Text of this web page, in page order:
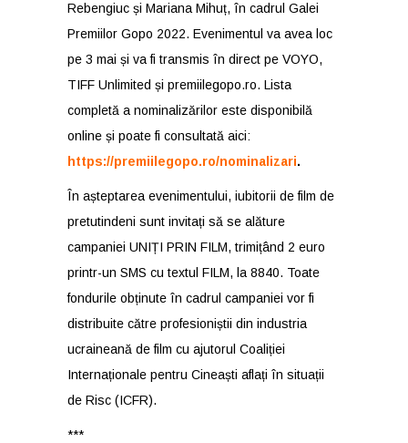
Rebengiuc și Mariana Mihuț, în cadrul Galei
Premiilor Gopo 2022. Evenimentul va avea loc
pe 3 mai și va fi transmis în direct pe VOYO,
TIFF Unlimited și premiilegopo.ro. Lista
completă a nominalizărilor este disponibilă
online și poate fi consultată aici:
https://premiilegopo.ro/nominalizari.
În așteptarea evenimentului, iubitorii de film de
pretutindeni sunt invitați să se alăture
campaniei UNIȚI PRIN FILM, trimițând 2 euro
printr-un SMS cu textul FILM, la 8840. Toate
fondurile obținute în cadrul campaniei vor fi
distribuite către profesioniștii din industria
ucraineană de film cu ajutorul Coaliției
Internaționale pentru Cineaști aflați în situații
de Risc (ICFR).
***